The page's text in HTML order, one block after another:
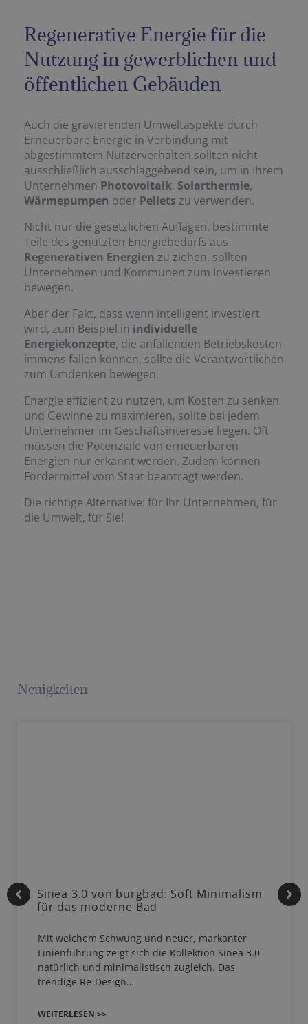
Regenerative Energie für die
Nutzung in gewerblichen und
öffentlichen Gebäuden
Auch die gravierenden Umweltaspekte durch
Erneuerbare Energie in Verbindung mit
abgestimmtem Nutzerverhalten sollten nicht
ausschließlich ausschlaggebend sein, um in Ihrem
Unternehmen Photovoltaik, Solarthermie,
Wärmepumpen oder Pellets zu verwenden.
Nicht nur die gesetzlichen Auflagen, bestimmte
Teile des genutzten Energiebedarfs aus
Regenerativen Energien zu ziehen, sollten
Unternehmen und Kommunen zum Investieren
bewegen.
Aber der Fakt, dass wenn intelligent investiert
wird, zum Beispiel in individuelle
Energiekonzepte, die anfallenden Betriebskosten
immens fallen können, sollte die Verantwortlichen
zum Umdenken bewegen.
Energie effizient zu nutzen, um Kosten zu senken
und Gewinne zu maximieren, sollte bei jedem
Unternehmer im Geschäftsinteresse liegen. Oft
müssen die Potenziale von erneuerbaren
Energien nur erkannt werden. Zudem können
Fördermittel vom Staat beantragt werden.
Die richtige Alternative: für Ihr Unternehmen, für
die Umwelt, für Sie!
Neuigkeiten
Sinea 3.0 von burgbad: Soft Minimalism
für das moderne Bad
Mit weichem Schwung und neuer, markanter
Linienführung zeigt sich die Kollektion Sinea 3.0
natürlich und minimalistisch zugleich. Das
trendige Re-Design…
WEITERLESEN >>